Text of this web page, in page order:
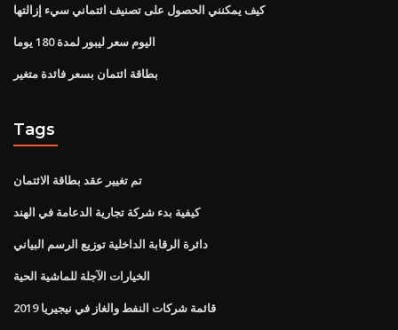
كيف يمكنني الحصول على تصنيف ائتماني سيء إزالتها
اليوم سعر ليبور لمدة 180 يوما
بطاقة ائتمان بسعر فائدة متغير
Tags
تم تغيير عقد بطاقة الائتمان
كيفية بدء شركة تجارية الدعامة في الهند
دائرة الرقابة الداخلية توزيع الرسم البياني
الخيارات الآجلة للماشية الحية
قائمة شركات النفط والغاز في نيجيريا 2019